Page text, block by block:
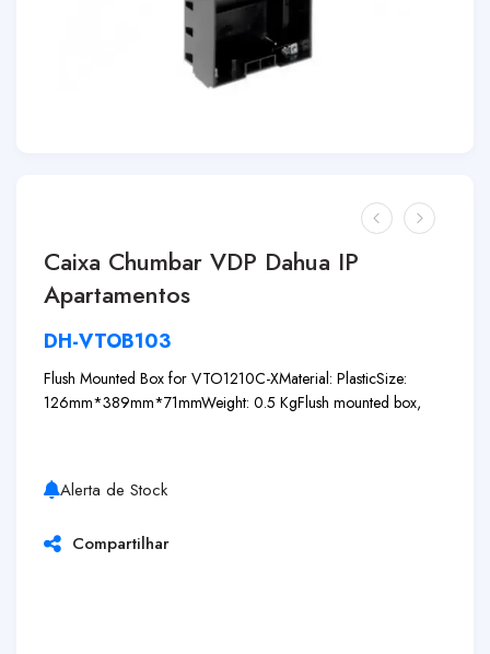
Caixa Chumbar VDP Dahua IP
Apartamentos
DH-VTOB103
Flush Mounted Box for VTO1210C-XMaterial: PlasticSize:
126mm*389mm*71mmWeight: 0.5 KgFlush mounted box,
Alerta de Stock
Compartilhar